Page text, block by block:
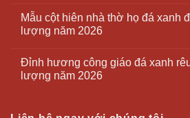
Mẫu cột hiên nhà thờ họ đá xanh
lượng năm 2026
Đỉnh hương công giáo đá xanh
lượng năm 2026